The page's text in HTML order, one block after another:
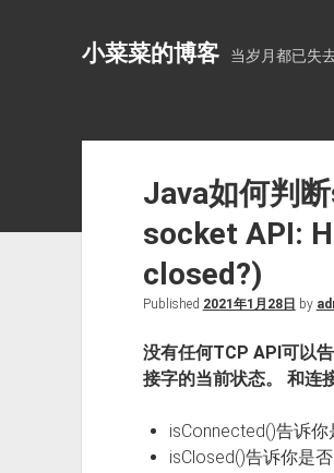
小菜菜的博客 当岁月都已失
Java如何判
socket API:
closed?)
Published 2021年1月28日 by
没有任何TCP API可以
接字的当前状态。 和连
isConnected()告诉
isClosed()告诉你是